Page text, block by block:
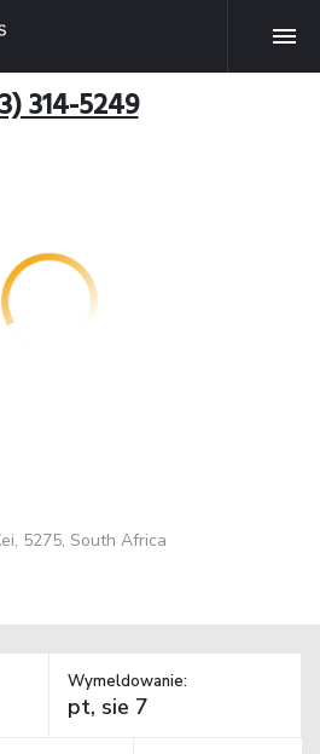
314-5249
5275, South Africa
Wymeldowanie: